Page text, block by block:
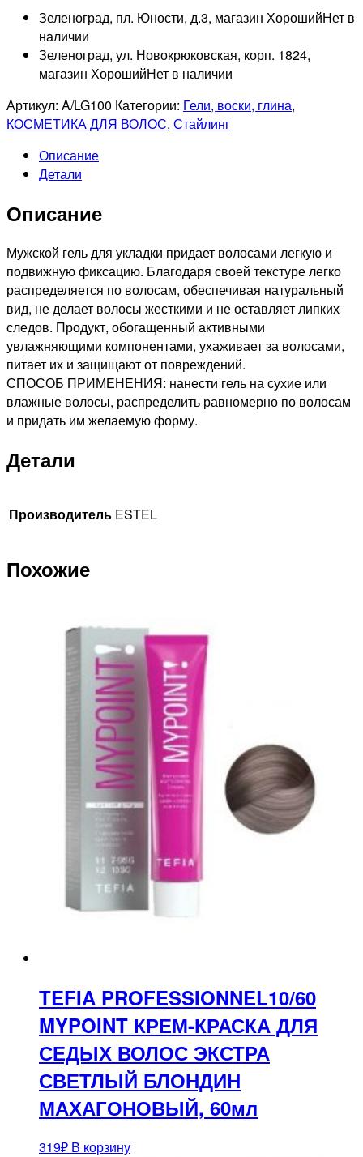
Зеленоград, пл. Юности, д.3, магазин ХорошийНет в
наличии
Зеленоград, ул. Новокрюковская, корп. 1824,
магазин ХорошийНет в наличии
Артикул: A/LG100 Категории: Гели, воски, глина,
КОСМЕТИКА ДЛЯ ВОЛОС, Стайлинг
Описание
Детали
Описание
Мужской гель для укладки придает волосами легкую и
подвижную фиксацию. Благодаря своей текстуре легко
распределяется по волосам, обеспечивая натуральный
вид, не делает волосы жесткими и не оставляет липких
следов. Продукт, обогащенный активными
увлажняющими компонентами, ухаживает за волосами,
питает их и защищают от повреждений.
СПОСОБ ПРИМЕНЕНИЯ: нанести гель на сухие или
влажные волосы, распределить равномерно по волосам
и придать им желаемую форму.
Детали
Производитель ESTEL
Похожие
TEFIA PROFESSIONNEL10/60
MYPOINT КРЕМ-КРАСКА ДЛЯ
СЕДЫХ ВОЛОС ЭКСТРА
СВЕТЛЫЙ БЛОНДИН
МАХАГОНОВЫЙ, 60мл
319₽ В корзину